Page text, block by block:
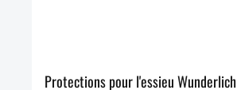
Protections pour l'essieu Wunderlich